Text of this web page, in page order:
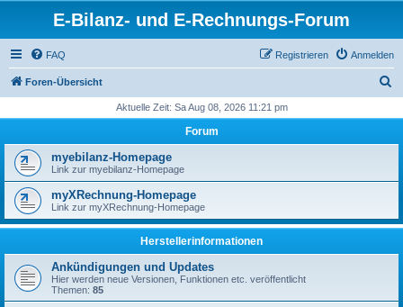
E-Bilanz- und E-Rechnungs-Forum
FAQ Anmelden
Registrieren
Foren-Übersicht
h
Aktuelle Zeit: Sa Aug 08, 2026 11:21 pm
Forum
myebilanz-Homepage
Link zur myebilanz-Homepage
myXRechnung-Homepage
Link zur myXRechnung-Homepage
Herstellerinformationen
Ankündigungen und Updates
Hier werden neue Versionen, Funktionen etc. veröffentlicht
Themen: 85